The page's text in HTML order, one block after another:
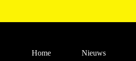
Home Nieuws